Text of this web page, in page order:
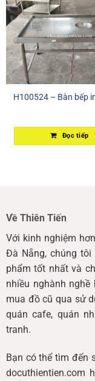
H100524 – Bàn bếp
Đọc tiếp
Về Thiên Tiến
Với kinh nghiệm hơn
Đà Nẵng, chúng
phẩm tốt nhất và
nhiều nghành
mua đồ cũ qua sử
quán cafe, quán
tranh.
Bạn có thể tìm đến
docuthientien.com